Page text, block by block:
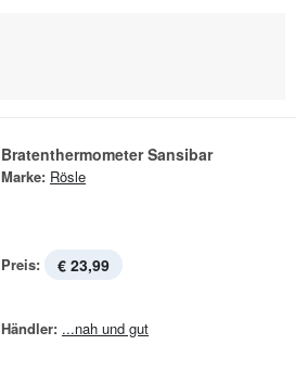
Bratenthermometer Sansibar
Marke: Rösle
Preis: € 23,99
Händler: ...nah und gut